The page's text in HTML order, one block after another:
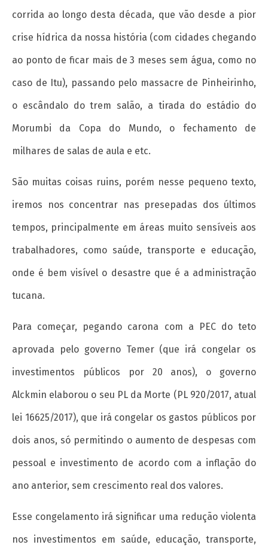
locais de moradia!
1 de
de
2018
admin
Espontaneidade e consciência revolucionária:
o que fazer com o sindicato mais importante
em Salvador?
março
2018
wp-
democracia e o 38, o que faz o negro?
1 de
corrida ao longo desta década, que vão desde a pior
crise hídrica da nossa história (com cidades chegando
ao ponto de ficar mais de 3 meses sem água, como no
caso de Itu), passando pelo massacre de Pinheirinho,
o escândalo do trem salão, a tirada do estádio do
Morumbi da Copa do Mundo, o fechamento de
milhares de salas de aula e etc.
São muitas coisas ruins, porém nesse pequeno texto,
iremos nos concentrar nas presepadas dos últimos
tempos, principalmente em áreas muito sensíveis aos
trabalhadores, como saúde, transporte e educação,
onde é bem visível o desastre que é a administração
tucana.
Para começar, pegando carona com a PEC do teto
aprovada pelo governo Temer (que irá congelar os
investimentos públicos por 20 anos), o governo
Alckmin elaborou o seu PL da Morte (PL 920/2017, atual
lei 16625/2017), que irá congelar os gastos públicos por
dois anos, só permitindo o aumento de despesas com
pessoal e investimento de acordo com a inflação do
ano anterior, sem crescimento real dos valores.
Esse congelamento irá significar uma redução violenta
nos investimentos em saúde, educação, transporte,